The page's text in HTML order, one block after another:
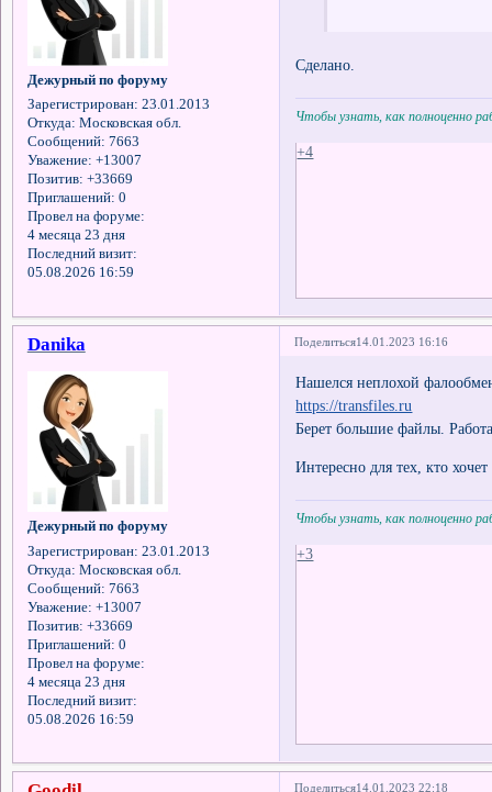
Дежурный по форуму
Зарегистрирован: 23.01.2013
Откуда: Московская обл.
Сообщений: 7663
Уважение: +13007
Позитив: +33669
Приглашений: 0
Провел на форуме:
4 месяца 23 дня
Последний визит:
05.08.2026 16:59
Сделано.
Чтобы узнать, как полноценно
+4
Поделиться14.01.2023 16:16
Danika
Дежурный по форуму
Зарегистрирован: 23.01.2013
Откуда: Московская обл.
Сообщений: 7663
Уважение: +13007
Позитив: +33669
Приглашений: 0
Провел на форуме:
4 месяца 23 дня
Последний визит:
05.08.2026 16:59
Нашелся неплохой
https://transfiles.ru
Берет большие файлы.
Интересно для тех, кто
Чтобы узнать, как полноценно
+3
Поделиться14.01.2023 22:18